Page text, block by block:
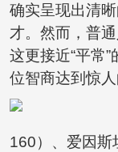
确实呈现出清
才。然而，普
这更接近“平常
位智商达到惊
160）、爱因斯